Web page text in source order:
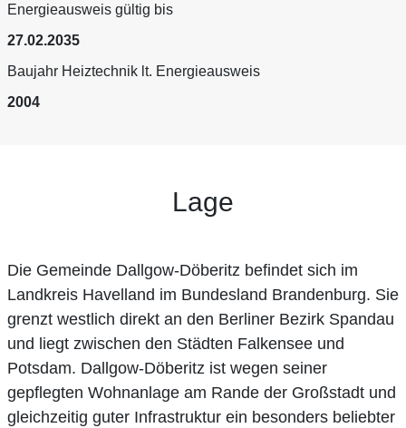
Energieausweis gültig bis
27.02.2035
Baujahr Heiztechnik lt. Energieausweis
2004
Lage
Die Gemeinde Dallgow-Döberitz befindet sich im
Landkreis Havelland im Bundesland Brandenburg. Sie
grenzt westlich direkt an den Berliner Bezirk Spandau
und liegt zwischen den Städten Falkensee und
Potsdam. Dallgow-Döberitz ist wegen seiner
gepflegten Wohnanlage am Rande der Großstadt und
gleichzeitig guter Infrastruktur ein besonders beliebter